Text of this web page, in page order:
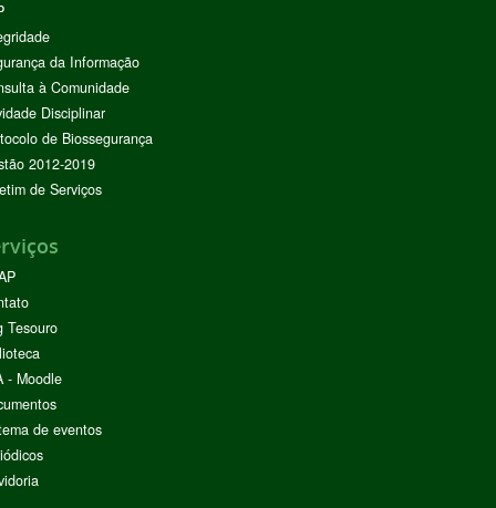
da Informação
à Comunidade
Disciplinar
de Biossegurança
2012-2019
de Serviços
Tesouro
- Moodle
de eventos